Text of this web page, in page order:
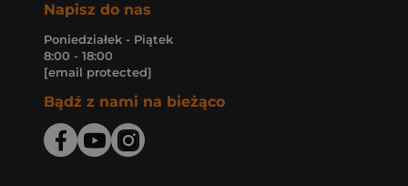
Napisz do nas
Poniedziałek - Piątek
8:00 - 18:00
[email protected]
Bądź z nami na bieżąco